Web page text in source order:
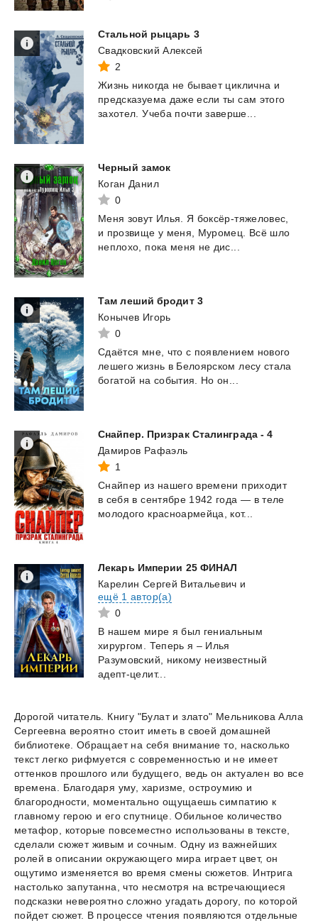
Стальной рыцарь 3
Свадковский Алексей
2
Жизнь никогда не бывает циклична и
предсказуема даже если ты сам этого
захотел. Учеба почти заверше...
Черный замок
Коган Данил
0
Меня зовут Илья. Я боксёр-тяжеловес,
и прозвище у меня, Муромец. Всё шло
неплохо, пока меня не дис...
Там леший бродит 3
Конычев Игорь
0
Сдаётся мне, что с появлением нового
лешего жизнь в Белоярском лесу стала
богатой на события. Но он...
Снайпер. Призрак Сталинграда - 4
Дамиров Рафаэль
1
Снайпер из нашего времени приходит
в себя в сентябре 1942 года — в теле
молодого красноармейца, кот...
Лекарь Империи 25 ФИНАЛ
Карелин Сергей Витальевич и
ещё 1 автор(а)
0
В нашем мире я был гениальным
хирургом. Теперь я – Илья
Разумовский, никому неизвестный
адепт-целит...
Дорогой читатель. Книгу "Булат и злато" Мельникова Алла
Сергеевна вероятно стоит иметь в своей домашней
библиотеке. Обращает на себя внимание то, насколько
текст легко рифмуется с современностью и не имеет
оттенков прошлого или будущего, ведь он актуален во все
времена. Благодаря уму, харизме, остроумию и
благородности, моментально ощущаешь симпатию к
главному герою и его спутнице. Обильное количество
метафор, которые повсеместно использованы в тексте,
сделали сюжет живым и сочным. Одну из важнейших
ролей в описании окружающего мира играет цвет, он
ощутимо изменяется во время смены сюжетов. Интрига
настолько запутанна, что несмотря на встречающиеся
подсказки невероятно сложно угадать дорогу, по которой
пойдет сюжет. В процессе чтения появляются отдельные